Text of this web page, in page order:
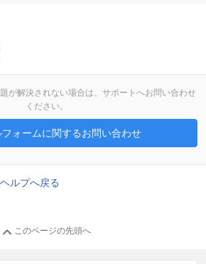
が解決されない場合は、サポートへお問い合わせ
ください。
ォームに関するお問い合わせ
ルプへ戻る
このページの先頭へ